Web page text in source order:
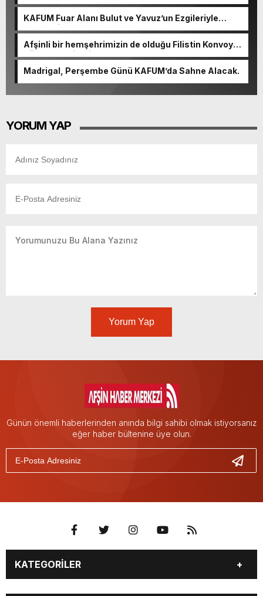
KAFUM Fuar Alanı Bulut ve Yavuz’un Ezgileriyle
Şenlendi.
Afşinli bir hemşehrimizin de olduğu Filistin Konvoyu,
güçlenerek ilerliyor.
Madrigal, Perşembe Günü KAFUM’da Sahne Alacak.
YORUM YAP
Yorum Yap
Günün önemli haberlerinden anında bilgi sahibi olmak istiyorsanız
eğer haber bültenine üye olun.
KATEGORİLER
EĞİTİM EKONOMİ